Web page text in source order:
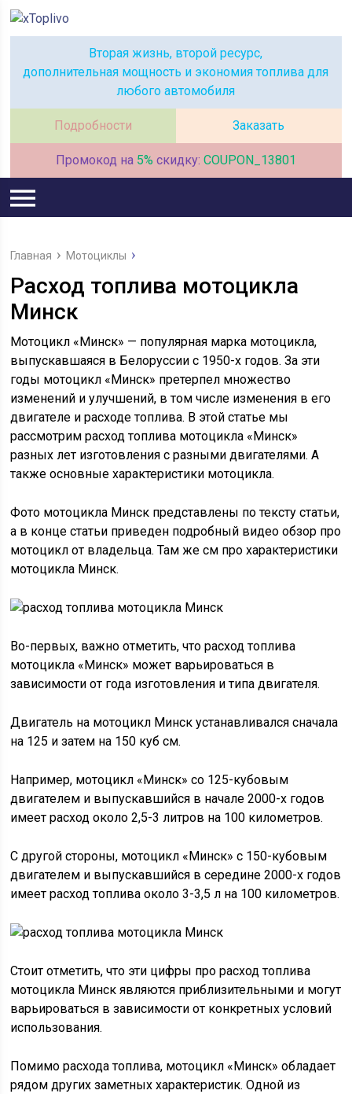
Вторая жизнь, второй ресурс,
дополнительная мощность и экономия топлива для
любого автомобиля
Подробности Заказать
Промокод на 5% скидку: COUPON_13801
Главная Мотоциклы
Расход топлива мотоцикла
Минск
Мотоцикл «Минск» — популярная марка мотоцикла,
выпускавшаяся в Белоруссии с 1950-х годов. За эти
годы мотоцикл «Минск» претерпел множество
изменений и улучшений, в том числе изменения в его
двигателе и расходе топлива. В этой статье мы
рассмотрим расход топлива мотоцикла «Минск»
разных лет изготовления с разными двигателями. А
также основные характеристики мотоцикла.
Фото мотоцикла Минск представлены по тексту статьи,
а в конце статьи приведен подробный видео обзор про
мотоцикл от владельца. Там же см про характеристики
мотоцикла Минск.
Во-первых, важно отметить, что расход топлива
мотоцикла «Минск» может варьироваться в
зависимости от года изготовления и типа двигателя.
Двигатель на мотоцикл Минск устанавливался сначала
на 125 и затем на 150 куб см.
Например, мотоцикл «Минск» со 125-кубовым
двигателем и выпускавшийся в начале 2000-х годов
имеет расход около 2,5-3 литров на 100 километров.
С другой стороны, мотоцикл «Минск» с 150-кубовым
двигателем и выпускавшийся в середине 2000-х годов
имеет расход топлива около 3-3,5 л на 100 километров.
Стоит отметить, что эти цифры про расход топлива
мотоцикла Минск являются приблизительными и могут
варьироваться в зависимости от конкретных условий
использования.
Помимо расхода топлива, мотоцикл «Минск» обладает
рядом других заметных характеристик. Одной из